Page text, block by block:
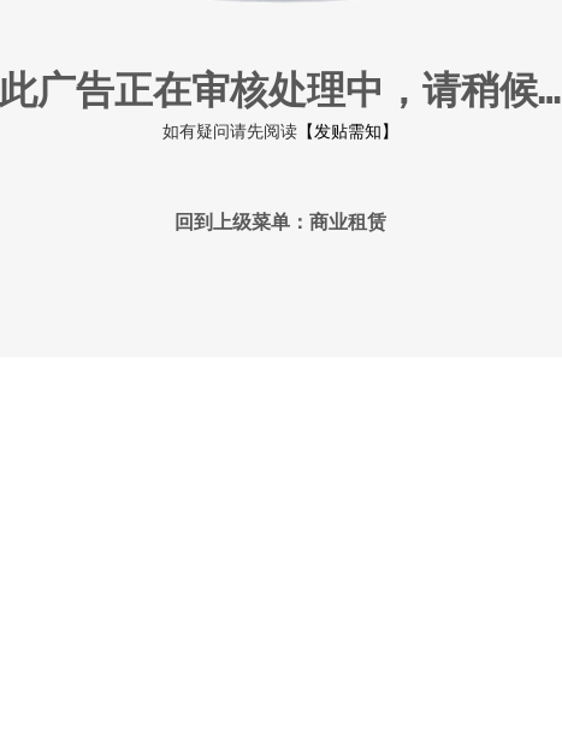
此广告正在审核处理中，请稍候…
如有疑问请先阅读【发贴需知】
回到上级菜单：商业租赁